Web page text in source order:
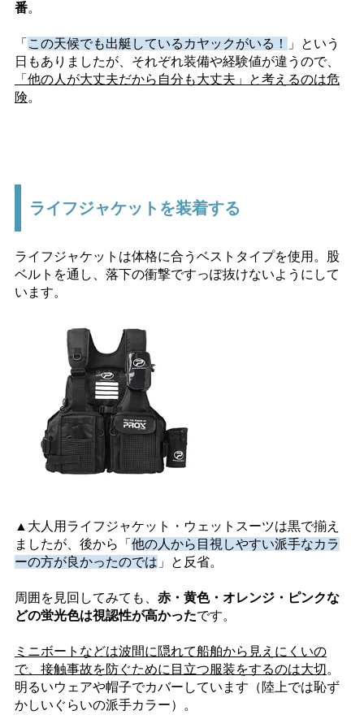
番。
「 この天候でも出艇しているカヤックがいる！
」という
日もありましたが、それぞれ装備や経験値が違うので、
「他の人が大丈夫だから自分も大丈夫」と考えるのは危
険。
ライフジャケットを装着する
ライフジャケットは体格に合うベストタイプを使用。股
ベルトを通し、落下の衝撃ですっぽ抜けないようにして
います。
▲大人用ライフジャケット・ウェットスーツは黒で揃え
ましたが、後から「 他の人から目視しやすい派手なカラ
ーの方が良かったのでは 」と反省。
周囲を見回してみても、 赤・黄色・オレンジ・ピンクな
どの蛍光色は視認性が高かったです。
ミニボートなどは波間に隠れて船舶から見えにくいの
で、接触事故を防ぐために目立つ服装をするのは大切。
明るいウェアや帽子でカバーしています（陸上では恥ず
かしいぐらいの派手カラー）。